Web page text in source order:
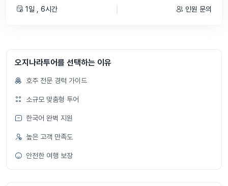
1일 , 6시간 인원 문의
오지나라투어를 선택하는 이유
호주 전문 경력 가이드
소규모 맞춤형 투어
한국어 완벽 지원
높은 고객 만족도
안전한 여행 보장